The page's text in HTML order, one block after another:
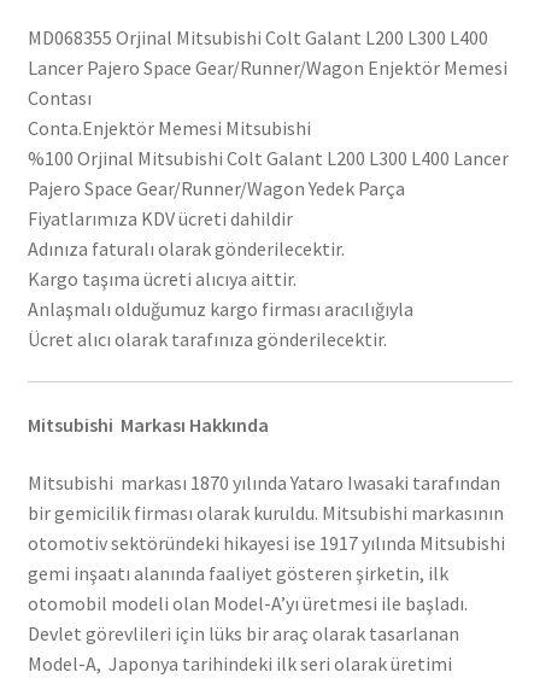
MD068355 Orjinal Mitsubishi Colt Galant L200 L300 L400
Lancer Pajero Space Gear/Runner/Wagon Enjektör Memesi
Contası
Conta.Enjektör Memesi Mitsubishi
%100 Orjinal Mitsubishi Colt Galant L200 L300 L400 Lancer
Pajero Space Gear/Runner/Wagon Yedek Parça
Fiyatlarımıza KDV ücreti dahildir
Adınıza faturalı olarak gönderilecektir.
Kargo taşıma ücreti alıcıya aittir.
Anlaşmalı olduğumuz kargo firması aracılığıyla
Ücret alıcı olarak tarafınıza gönderilecektir.
Mitsubishi Markası Hakkında
Mitsubishi markası 1870 yılında Yataro Iwasaki tarafından
bir gemicilik firması olarak kuruldu. Mitsubishi markasının
otomotiv sektöründeki hikayesi ise 1917 yılında Mitsubishi
gemi inşaatı alanında faaliyet gösteren şirketin, ilk
otomobil modeli olan Model-A’yı üretmesi ile başladı.
Devlet görevlileri için lüks bir araç olarak tasarlanan
Model-A, Japonya tarihindeki ilk seri olarak üretimi